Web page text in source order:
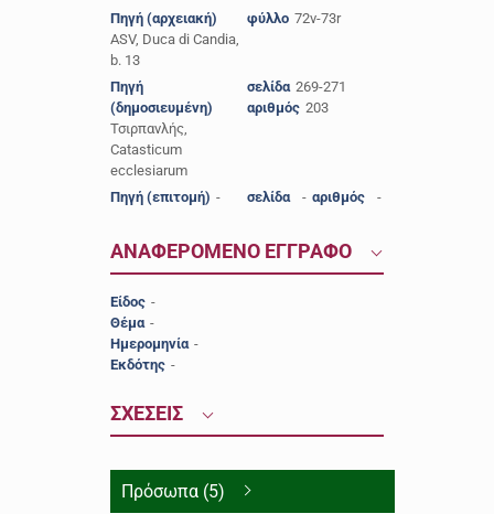
Πηγή (αρχειακή)
ASV, Duca di Candia,
b. 13
φύλλο 72v-73r
Πηγή
(δημοσιευμένη)
Τσιρπανλής,
Catasticum
ecclesiarum
σελίδα 269-271
αριθμός 203
Πηγή (επιτομή) - σελίδα - αριθμός -
ΑΝΑΦΕΡΟΜΕΝΟ ΕΓΓΡΑΦΟ
Είδος -
Θέμα -
Ημερομηνία -
Εκδότης -
ΣΧΕΣΕΙΣ
Πρόσωπα (5)